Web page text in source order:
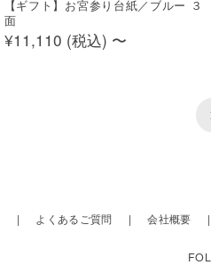
【ギフト】お宮参り台紙／ブルー ３
面
¥11,110 (税込) 〜
よくあるご質問 会社概要